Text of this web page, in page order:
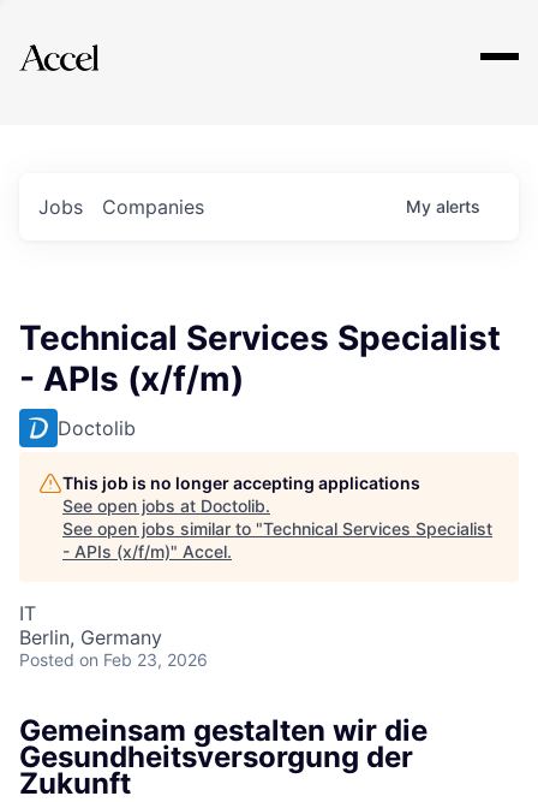
Explore
Jobs Companies My alerts
Technical Services Specialist
- APIs (x/f/m)
Doctolib
This job is no longer accepting applications
See open jobs at Doctolib.
See open jobs similar to "Technical Services Specialist
- APIs (x/f/m)" Accel.
IT
Berlin, Germany
Posted on Feb 23, 2026
Gemeinsam gestalten wir die
Gesundheitsversorgung der
Zukunft